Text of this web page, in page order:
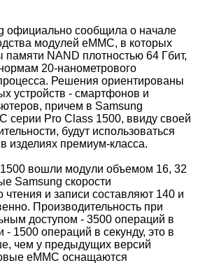
официально сообщила о начале
модулей eMMC, в которых
памяти NAND плотностью 64 Гбит,
20-нанометрового
Решения ориентированы
устройств - смартфонов и
причем в Samsung
серии Pro Class 1500, ввиду своей
будут использоваться
изделиях премиум-класса.
вошли модули объемом 16, 32
Samsung скорости
чтения и записи составляют 140 и
Производительность при
доступом - 3500 операций в
- 1500 операций в секунду, это в
чем у предыдущих версий
eMMC оснащаются